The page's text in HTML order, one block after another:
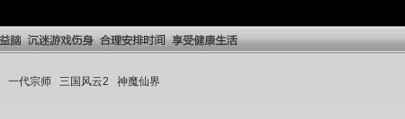
一代宗师 三国风云2
神魔仙界